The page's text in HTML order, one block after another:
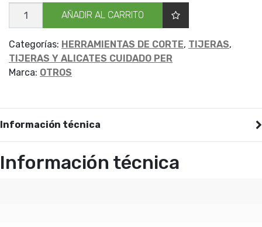
TIJ
D/ROMB
NS0035A
90
cantidad
AÑADIR AL CARRITO
Categorías: HERRAMIENTAS DE CORTE, TIJERAS,
TIJERAS Y ALICATES CUIDADO PER
Marca: OTROS
Información técnica
Información técnica